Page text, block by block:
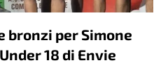
bronzi per Simone
18 di Envie